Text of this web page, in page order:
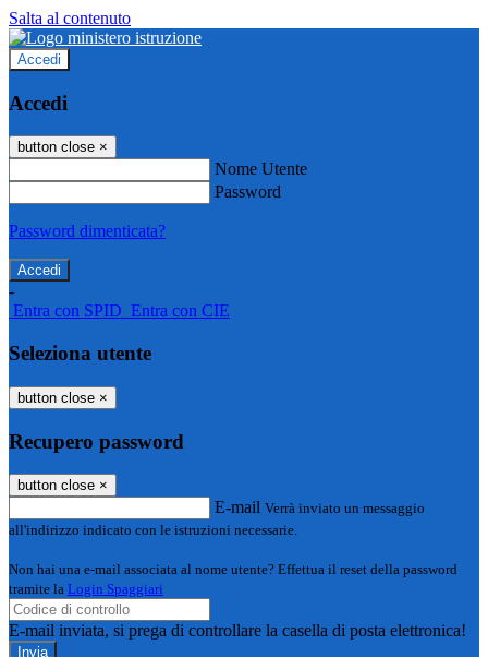
Salta al contenuto
Accedi
Accedi
button close ×
Nome Utente
Password
Password dimenticata?
-
Entra con SPID Entra con CIE
Seleziona utente
button close ×
Recupero password
button close ×
E-mail Verrà inviato un messaggio
all'indirizzo indicato con le istruzioni necessarie.
Non hai una e-mail associata al nome utente? Effettua il reset della password
tramite la Login Spaggiari
E-mail inviata, si prega di controllare la casella di posta elettronica!